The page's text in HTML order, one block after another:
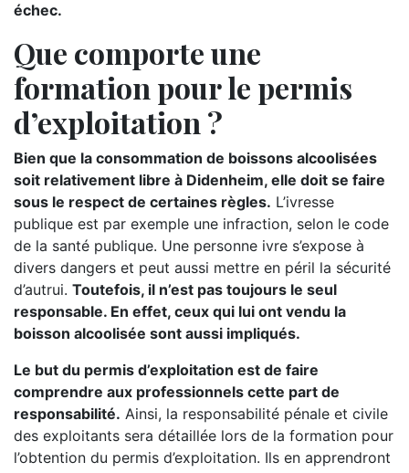
échec.
Que comporte une
formation pour le permis
d’exploitation ?
Bien que la consommation de boissons alcoolisées
soit relativement libre à Didenheim, elle doit se faire
sous le respect de certaines règles. L’ivresse
publique est par exemple une infraction, selon le code
de la santé publique. Une personne ivre s’expose à
divers dangers et peut aussi mettre en péril la sécurité
d’autrui. Toutefois, il n’est pas toujours le seul
responsable. En effet, ceux qui lui ont vendu la
boisson alcoolisée sont aussi impliqués.
Le but du permis d’exploitation est de faire
comprendre aux professionnels cette part de
responsabilité. Ainsi, la responsabilité pénale et civile
des exploitants sera détaillée lors de la formation pour
l’obtention du permis d’exploitation. Ils en apprendront